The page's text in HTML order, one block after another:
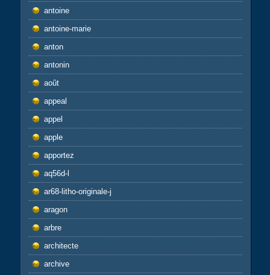
antoine
antoine-marie
anton
antonin
août
appeal
appel
apple
apportez
aq56d-l
ar68-litho-originale-j
aragon
arbre
architecte
archive